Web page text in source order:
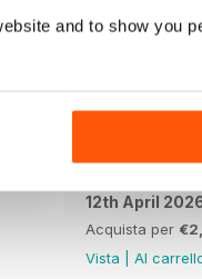
and to show you
12th April
Acquista per
Vista
Al